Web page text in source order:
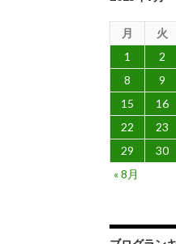
月 火
1
2
8
9
15
16
22
23
29
30
« 8月